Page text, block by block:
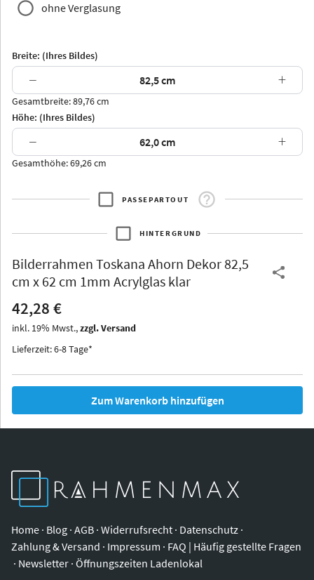
Jersey Dauphine
Arran Luzern
Thurgau
Iowa
ohne Verglasung
Breite: (Ihres Bildes)
− +
Gesamtbreite: 89,76 cm
Höhe: (Ihres Bildes)
− +
Gesamthöhe: 69,26 cm
PASSEPARTOUT
HINTERGRUND
Bilderrahmen Toskana Ahorn Dekor 82,5
cm x 62 cm 1mm Acrylglas klar
42,28 €
inkl. 19% Mwst.,zzgl. Versand
Lieferzeit: 6-8 Tage*
Zum Warenkorb hinzufügen
Home · Blog · AGB · Widerrufsrecht · Datenschutz ·
Zahlung & Versand · Impressum · FAQ | Häufig gestellte Fragen
· Newsletter · Öffnungszeiten Ladenlokal